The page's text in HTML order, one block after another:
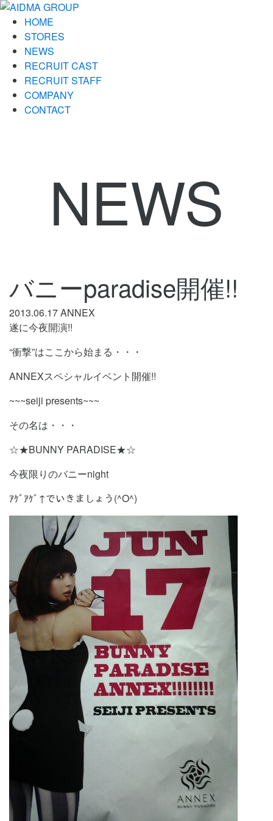
HOME
STORES
NEWS
RECRUIT CAST
RECRUIT STAFF
COMPANY
CONTACT
NEWS
バニーparadise開催!!
2013.06.17ANNEX
遂に今夜開演!!
“衝撃”はここから始まる・・・
ANNEXスペシャルイベント開催!!
~~~seiji presents~~~
その名は・・・
☆★BUNNY PARADISE★☆
今夜限りのバニーnight
ｱｹﾞｱｹﾞ↑でいきましょう(^O^)